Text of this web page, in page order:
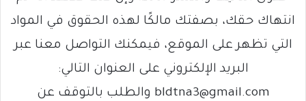
انتهاك حقك، بصفتك مالكًا لهذه الحقوق في المواد
التي تظهر على الموقع، فيمكنك التواصل معنا عبر
البريد الإلكتروني على العنوان التالي:
bldtna3@gmail.com والطلب بالتوقف عن